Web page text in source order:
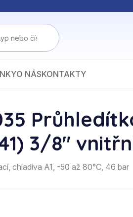
O NÁSKONTAKTY
3/8"
chladiva A1, -50 až 80°C, 46 bar